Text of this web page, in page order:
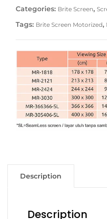
Categories: Brite Screen,
Tags: Brite Screen Motorized,
Description
Description